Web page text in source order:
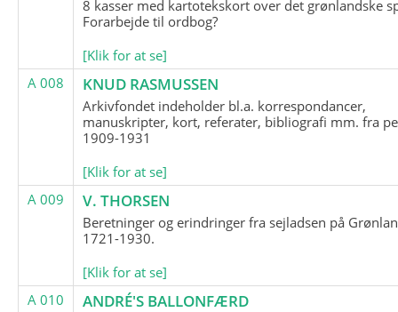
8 kasser med kartotekskort over det grønlandske
Forarbejde til ordbog?
[Klik for at se]
A 008
KNUD RASMUSSEN
Arkivfondet indeholder bl.a. korrespondancer,
manuskripter, kort, referater, bibliografi mm. fra
1909-1931
[Klik for at se]
A 009
V. THORSEN
Beretninger og erindringer fra sejladsen på
1721-1930.
[Klik for at se]
A 010
ANDRÉ'S BALLONFÆRD